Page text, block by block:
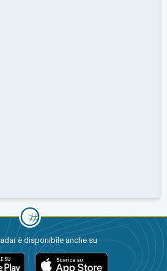
è disponibile anche su